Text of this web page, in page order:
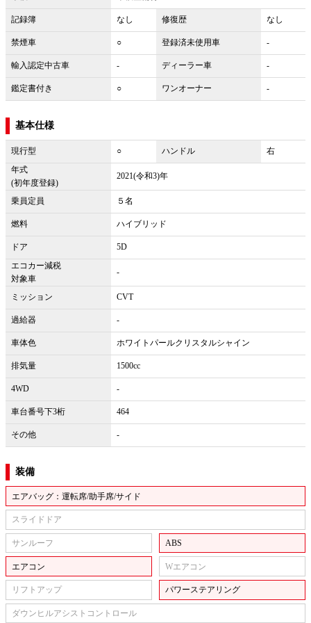
記録簿 なし 修復歴 なし
禁煙車 ○ 登録済未使用車 -
輸入認定中古車 - ディーラー車 -
鑑定書付き ○ ワンオーナー -
基本仕様
現行型 ○ ハンドル
右
年式
(初年度登録)
2021(令和3)年
乗員定員 ５名
燃料 ハイブリッド
ドア
5D
エコカー減税
対象車
-
ミッション CVT
過給器 -
車体色 ホワイトパールクリスタルシャイン
排気量 1500cc
4WD -
車台番号下3桁 464
その他 -
装備
エアバッグ：運転席/助手席/サイド
スライドドア
サンルーフ ABS
エアコン Wエアコン
リフトアップ パワーステアリング
ダウンヒルアシストコントロール